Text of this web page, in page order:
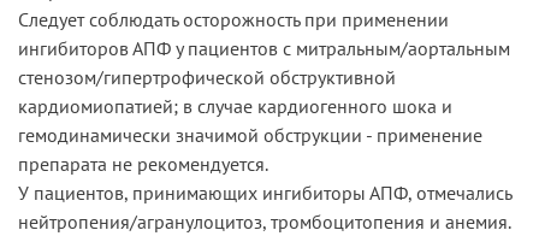
Следует соблюдать осторожность при применении
ингибиторов АПФ у пациентов с митральным/аортальным
стенозом/гипертрофической обструктивной
кардиомиопатией; в случае кардиогенного шока и
гемодинамически значимой обструкции - применение
препарата не рекомендуется.
У пациентов, принимающих ингибиторы АПФ, отмечались
нейтропения/агранулоцитоз, тромбоцитопения и анемия.